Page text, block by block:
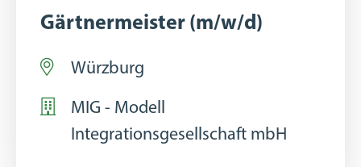
Gärtnermeister (m/w/d)
Würzburg
MIG - Modell
Integrationsgesellschaft mbH